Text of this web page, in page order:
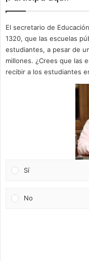
El secretario de
1320, que las escuelas
estudiantes, a pesar de
millones. ¿Crees que las
recibir a los estudiantes
Sí
No